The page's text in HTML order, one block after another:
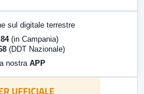
sul digitale terrestre
(in Campania)
(DDT Nazionale)
nostra APP